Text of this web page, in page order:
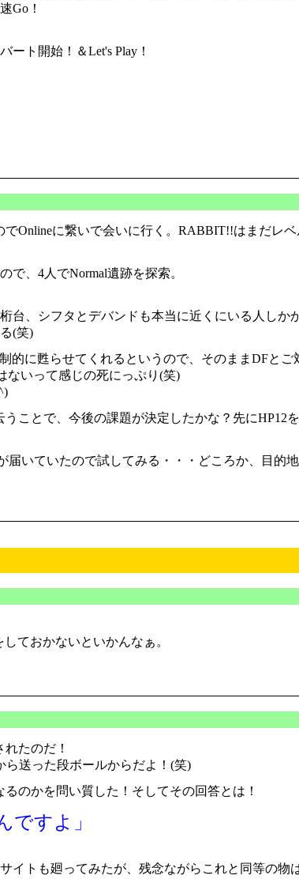
Go！
ト開始！＆Let's Play！
Onlineに繋いで会いに行く。RABBIT!!はまだレ
、4人でNormal遺跡を探索。
、シフタとデバンドも本当に近くにいる人しか
(笑)
に甦らせてくれるというので、そのままDFと
ないって感じの死にっぷり(笑)
ことで、今後の課題が決定したかな？先にHP12
いていたので試してみる・・・どころか、目的
ておかないといかんなぁ。
たのだ！
ら送った段ボールからだよ！(笑)
のかを問い質した！そしてその回答とは！
ですよ」
トも廻ってみたが、残念ながらこれと同等の物